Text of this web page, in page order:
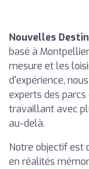
Nouvelles
basé à
mesure et les
d'expérience,
experts des
travaillant avec
au-delà.
Notre objectif est
en réalités